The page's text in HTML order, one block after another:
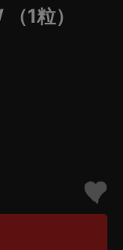
1粒）